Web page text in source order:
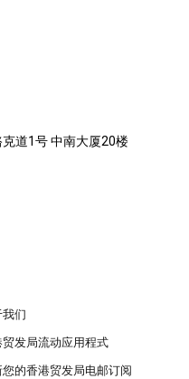
道1号 中南大厦20楼
我们
贸发局流动应用程式
您的香港贸发局电邮订阅